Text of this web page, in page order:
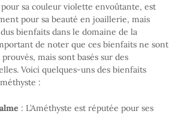
pour sa couleur violette envoûtante, est
pour sa beauté en joaillerie, mais
bienfaits dans le domaine de la
de noter que ces bienfaits ne sont
mais sont basés sur des
Voici quelques-uns des bienfaits
:
: L’Améthyste est réputée pour ses